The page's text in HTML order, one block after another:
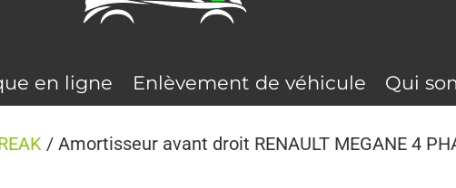
en ligne Enlèvement de véhicule Qui
/ Amortisseur avant droit RENAULT MEGANE 4